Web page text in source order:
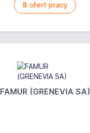
8 ofert pracy
FAMUR (GRENEVIA SA)